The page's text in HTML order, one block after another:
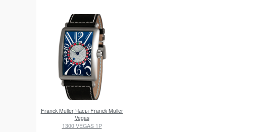
Franck Muller Часы Franck Muller
Vegas
1300 VEGAS 1P